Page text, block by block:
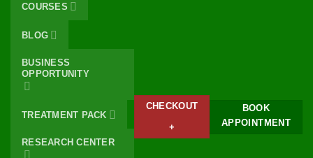
COURSES
BLOG
BUSINESS
OPPORTUNITY
TREATMENT PACK
RESEARCH CENTER
CHECKOUT
+
BOOK
APPOINTMENT